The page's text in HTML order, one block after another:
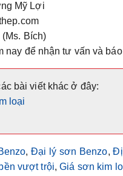
Mỹ Lợi
Bích)
nay để nhận tư vấn và
bài viết khác ở đây:
loại
, Đại lý sơn Benzo,
vượt trội,Giá sơn kim